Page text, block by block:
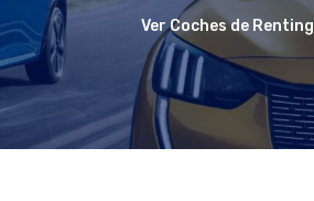
Ver Coches de Renting